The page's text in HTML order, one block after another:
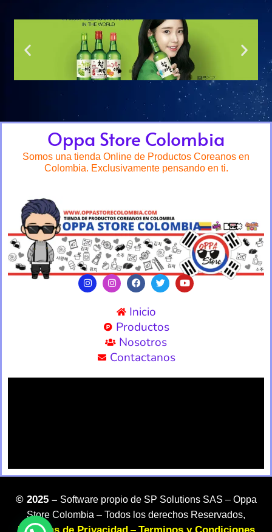
Oppa Store Colombia
Somos una tienda Online de Productos Coreanos en
Colombia. Exclusivamente pensando en ti.
Inicio
Productos
Nosotros
Contactanos
©2025 – Software propio de SP Solutions SAS – Oppa
Store Colombia – Todos los derechos Reservados,
–